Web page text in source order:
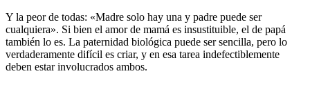
Y la peor de todas: «Madre solo hay una y padre puede ser
cualquiera». Si bien el amor de mamá es insustituible, el de papá
también lo es. La paternidad biológica puede ser sencilla, pero lo
verdaderamente difícil es criar, y en esa tarea indefectiblemente
deben estar involucrados ambos.